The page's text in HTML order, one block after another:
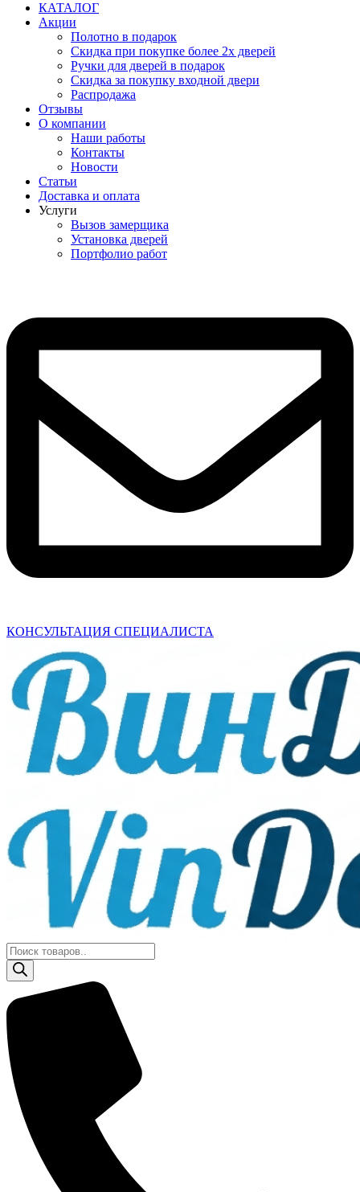
КАТАЛОГ
Акции
Полотно в подарок
Скидка при покупке более 2х дверей
Ручки для дверей в подарок
Скидка за покупку входной двери
Распродажа
Отзывы
О компании
Наши работы
Контакты
Новости
Статьи
Доставка и оплата
Услуги
Вызов замерщика
Установка дверей
Портфолио работ
КОНСУЛЬТАЦИЯ СПЕЦИАЛИСТА
Поиск
товаров